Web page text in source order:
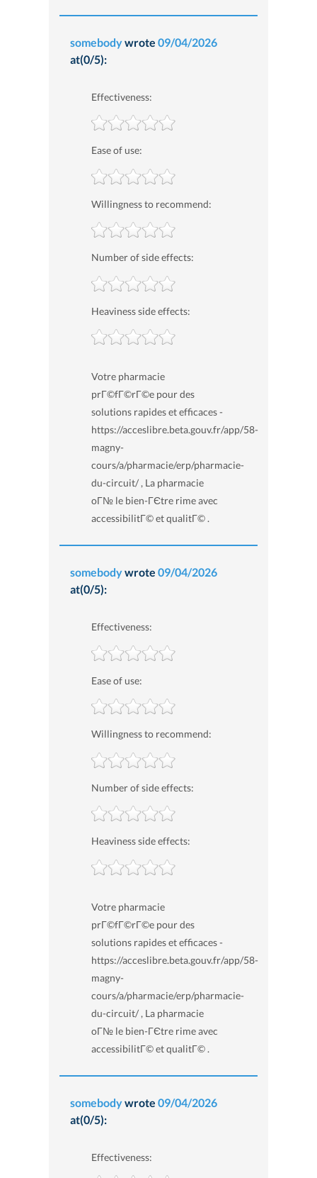
somebodywrote 09/04/2026
at(0/5):
Effectiveness:
Ease of use:
Willingness to recommend:
Number of side effects:
Heaviness side effects:
Votre pharmacie
prГ©fГ©rГ©e pour des
solutions rapides et efficaces -
https://acceslibre.beta.gouv.fr/app/58-
magny-
cours/a/pharmacie/erp/pharmacie-
du-circuit/ , La pharmacie
oГ№ le bien-ГЄtre rime avec
accessibilitГ© et qualitГ© .
somebodywrote 09/04/2026
at(0/5):
Effectiveness:
Ease of use:
Willingness to recommend:
Number of side effects:
Heaviness side effects:
Votre pharmacie
prГ©fГ©rГ©e pour des
solutions rapides et efficaces -
https://acceslibre.beta.gouv.fr/app/58-
magny-
cours/a/pharmacie/erp/pharmacie-
du-circuit/ , La pharmacie
oГ№ le bien-ГЄtre rime avec
accessibilitГ© et qualitГ© .
somebodywrote 09/04/2026
at(0/5):
Effectiveness: